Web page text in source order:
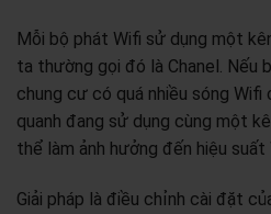
Mỗi bộ phát Wifi sử dụng một
ta thường gọi đó là Chanel. Nếu
chung cư có quá nhiều sóng Wifi
quanh đang sử dụng cùng một
thể làm ảnh hưởng đến hiệu suất
Giải pháp là điều chỉnh cài đặt